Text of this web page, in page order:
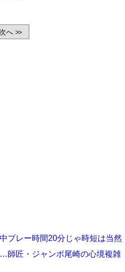
次へ >>
プレー時間20分じゃ時短は当然
師匠・ジャンボ尾崎の心境複雑